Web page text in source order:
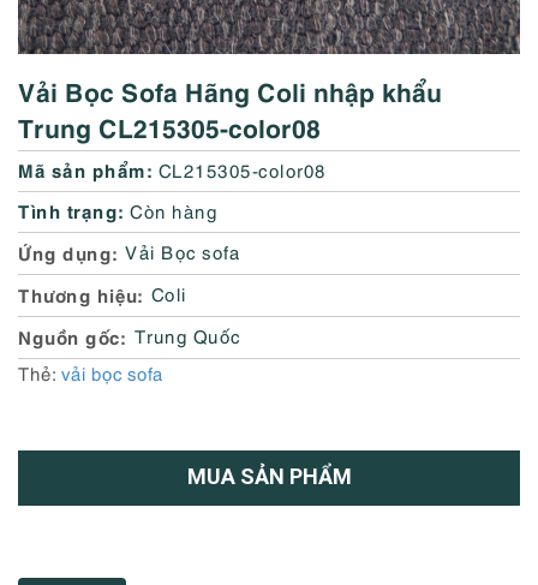
Vải Bọc Sofa Hãng Coli nhập khẩu
Trung CL215305-color08
Mã sản phẩm: CL215305-color08
Tình trạng: Còn hàng
Ứng dụng Vải Bọc sofa
Thương hiệu Coli
Nguồn gốc
Trung Quốc
Thẻ: vải bọc sofa
MUA SẢN PHẨM